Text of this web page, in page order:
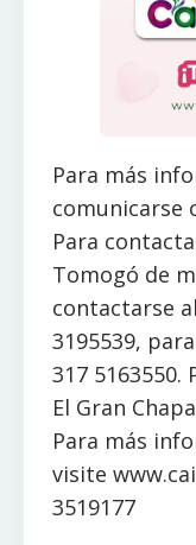
Para más
comunicarse
Para
Tomogó de
contactarse
3195539,
317 5163550.
El Gran
Para más
visite
3519177